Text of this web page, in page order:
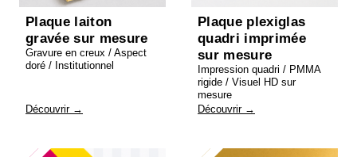
Plaque laiton
gravée sur mesure
Gravure en creux / Aspect
doré / Institutionnel
Découvrir →
Plaque plexiglas
quadri imprimée
sur mesure
Impression quadri / PMMA
rigide / Visuel HD sur
mesure
Découvrir →